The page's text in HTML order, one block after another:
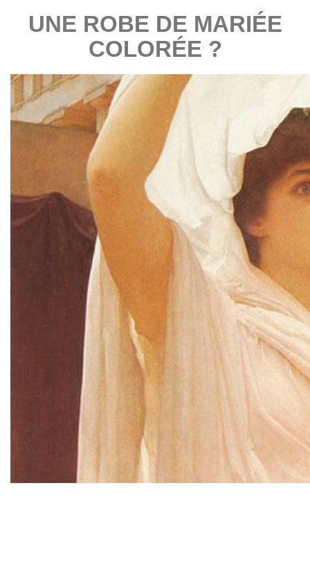
UNE ROBE DE MARIÉE
COLORÉE ?